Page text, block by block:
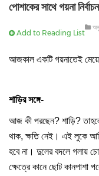
পোশাকের সাথে গয়না নির্বাচন
Add to Reading List
আজকাল একটি গয়নাতেই
শাড়ির সঙ্গে-
আজ কী পরছেন? শাড়ি?
থাক, ক্ষতি নেই। এই লুকে
হবে না। দুলের বদলে গলায়
ক্ষেত্রে কানে ছোট কানপাশা